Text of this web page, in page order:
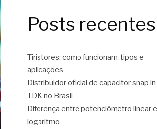
Posts recentes
Tiristores: como funcionam, tipos e
aplicações
Distribuidor oficial de capacitor snap in
TDK no Brasil
Diferença entre potenciômetro linear e
logaritmo